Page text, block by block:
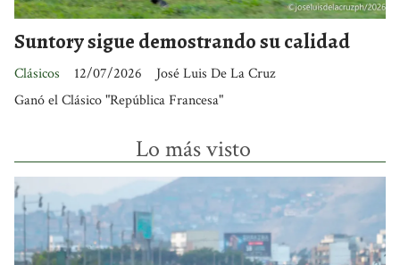
Suntory sigue demostrando su calidad
José Luis De La Cruz
Clásicos
12/07/2026
Ganó el Clásico "República Francesa"
Lo más visto